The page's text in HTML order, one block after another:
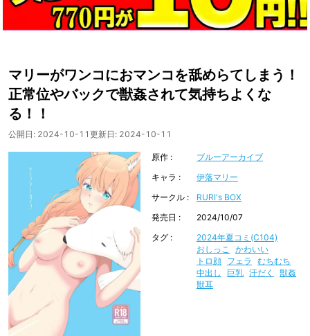
マリーがワンコにおマンコを舐めらてしまう！
正常位やバックで獣姦されて気持ちよくな
る！！
公開日: 2024-10-11 更新日: 2024-10-11
原作
ブルーアーカイブ
キャラ
伊落マリー
サークル
RURI's BOX
発売日
2024/10/07
タグ
2024年夏コミ(C104)
おしっこ
かわいい
トロ顔
フェラ
むちむち
中出し
巨乳 汗だく
獣姦
獣耳